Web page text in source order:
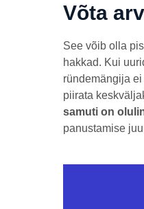
Võta
See võib olla
hakkad. Kui
ründemängija
piirata
samuti on
panustamise